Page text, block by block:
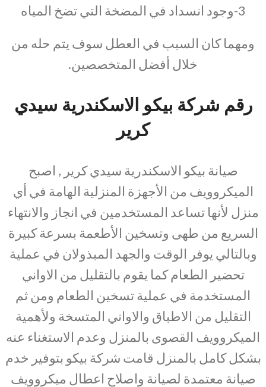
3-وجود انسداد في المضخة التي تضخ المياه
ومهما كان السبب في العطل سوف يتم حله من
خلال أفضل المتخصصين.
رقم شركة بيكو الاسكندرية سيدي
كرير
صيانة بيكو الاسكندرية سيدي كرير , اصبح
الميكروويف من الأجهزة المنزلية الهامة في أي
منزل لأنها تساعد المستخدمين في انجاز والانتهاء
السريع من طهى وتسخين الأطعمة بسرعة كبيرة
وبالتالي يوفر الوقت والجهد المبذولان في عملية
تحضير الطعام كما يقوم بالتقليل من الاواني
المستخدمة في عملية تسخين الطعام ومن ثم
التقليل من الاطباق والاواني المتسخة ولأهمية
الميكروويف القصوى بالمنزل وعدم الاستغناء عنه
بشكل كامل بالمنزل قامت شركة بيكو بتوفير خدم
صيانة معتمدة لصيانة واصلاح اعطال ميكروويف